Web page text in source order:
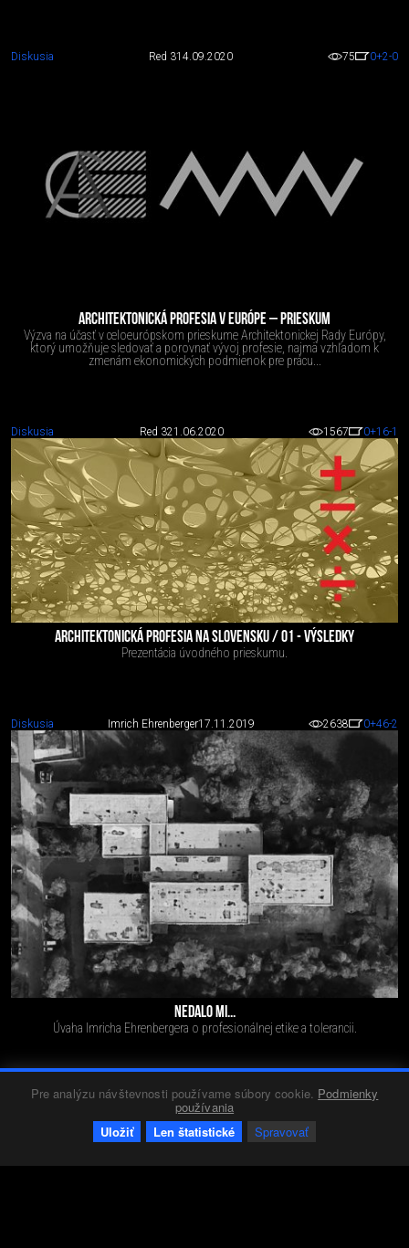
Pre analýzu návštevnosti používame súbory cookie. Podmienky
používania
Uložiť
Len štatistické Spravovať
Diskusia Red 314.09.2020 75 0+2-0
ARCHITEKTONICKÁ PROFESIA V EURÓPE – PRIESKUM
Výzva na účasť v celoeurópskom prieskume Architektonickej Rady Európy,
ktorý umožňuje sledovať a porovnať vývoj profesie, najmä vzhľadom k
zmenám ekonomických podmienok pre prácu...
Diskusia Red 321.06.2020 1567 0+16-1
ARCHITEKTONICKÁ PROFESIA NA SLOVENSKU / 01 - VÝSLEDKY
Prezentácia úvodného prieskumu.
Diskusia Imrich Ehrenberger17.11.2019 2638 0+46-2
NEDALO MI...
Úvaha Imricha Ehrenbergera o profesionálnej etike a tolerancii.
Kalendárium Red 405.10.2018 222 0+0